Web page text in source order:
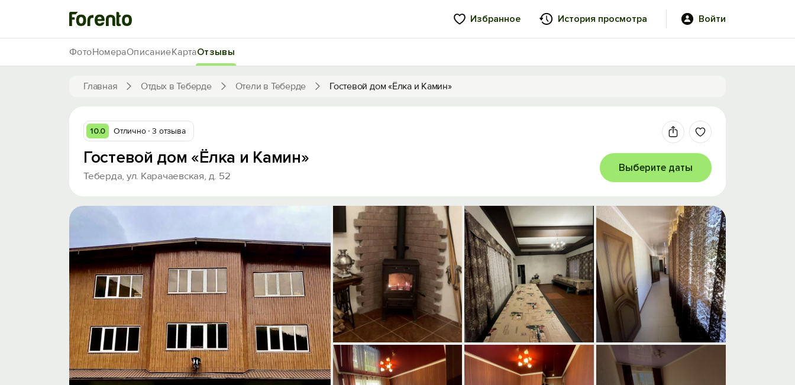
Избранное История просмотра Войти
Главная Отдых в Теберде Отели в Теберде Гостевой дом «Ёлка и Камин»
ФотоНомераОписаниеКартаОтзывы
10.0 Отлично 3 отзыва
Гостевой дом «Ёлка и Камин»
Теберда, ул. Карачаевская, д. 52
Выберите даты